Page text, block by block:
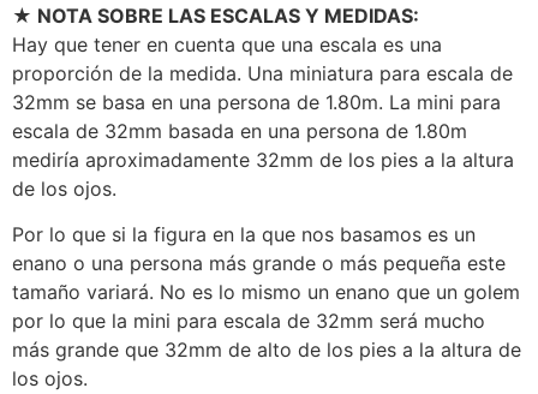
★ NOTA SOBRE LAS ESCALAS Y MEDIDAS:
Hay que tener en cuenta que una escala es una
proporción de la medida. Una miniatura para escala de
32mm se basa en una persona de 1.80m. La mini para
escala de 32mm basada en una persona de 1.80m
mediría aproximadamente 32mm de los pies a la altura
de los ojos.
Por lo que si la figura en la que nos basamos es un
enano o una persona más grande o más pequeña este
tamaño variará. No es lo mismo un enano que un golem
por lo que la mini para escala de 32mm será mucho
más grande que 32mm de alto de los pies a la altura de
los ojos.